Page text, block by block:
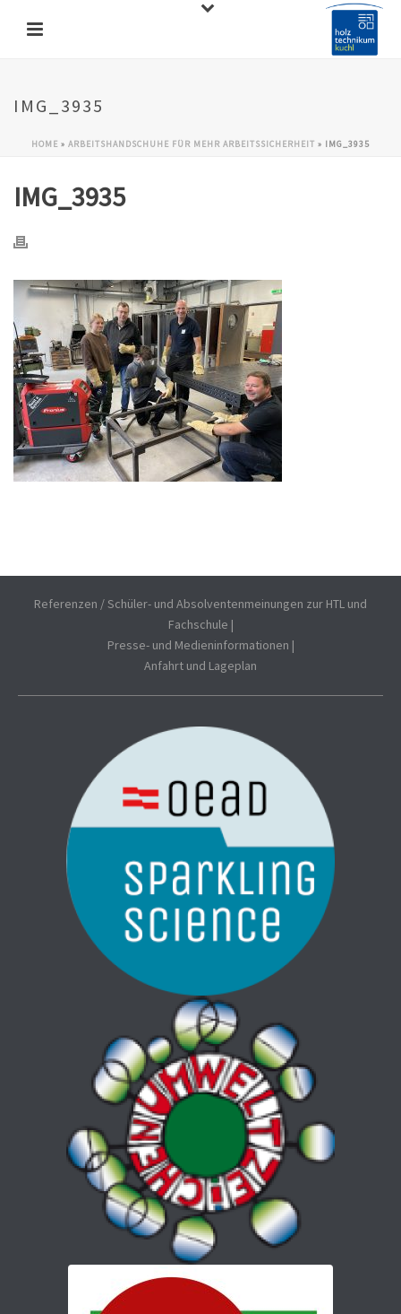
IMG_3935
HOME » ARBEITSHANDSCHUHE FÜR MEHR ARBEITSSICHERHEIT » IMG_3935
IMG_3935
Referenzen / Schüler- und Absolventenmeinungen zur HTL und
Fachschule |
Presse- und Medieninformationen |
Anfahrt und Lageplan